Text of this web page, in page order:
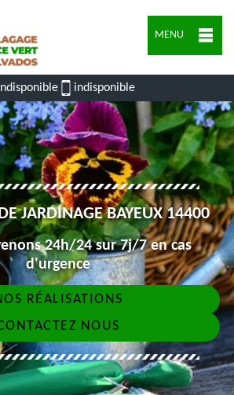
MENU
indisponible
JARDINAGE BAYEUX 14400
24h/24 sur 7j/7 en cas
d'urgence
RÉALISATIONS
NOUS